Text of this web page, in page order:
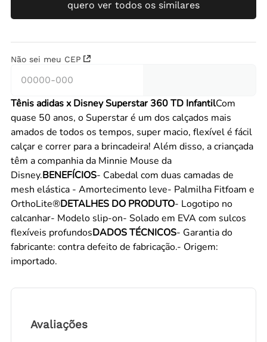
quero ver todos os similares
Não sei meu CEP
Tênis adidas x Disney Superstar 360 TD InfantilCom
quase 50 anos, o Superstar é um dos calçados mais
amados de todos os tempos, super macio, flexível é fácil
calçar e correr para a brincadeira! Além disso, a criançada
têm a companhia da Minnie Mouse da
Disney.BENEFÍCIOS- Cabedal com duas camadas de
mesh elástica - Amortecimento leve- Palmilha Fitfoam e
OrthoLite®DETALHES DO PRODUTO- Logotipo no
calcanhar- Modelo slip-on- Solado em EVA com sulcos
flexíveis profundosDADOS TÉCNICOS- Garantia do
fabricante: contra defeito de fabricação.- Origem:
importado.
Avaliações